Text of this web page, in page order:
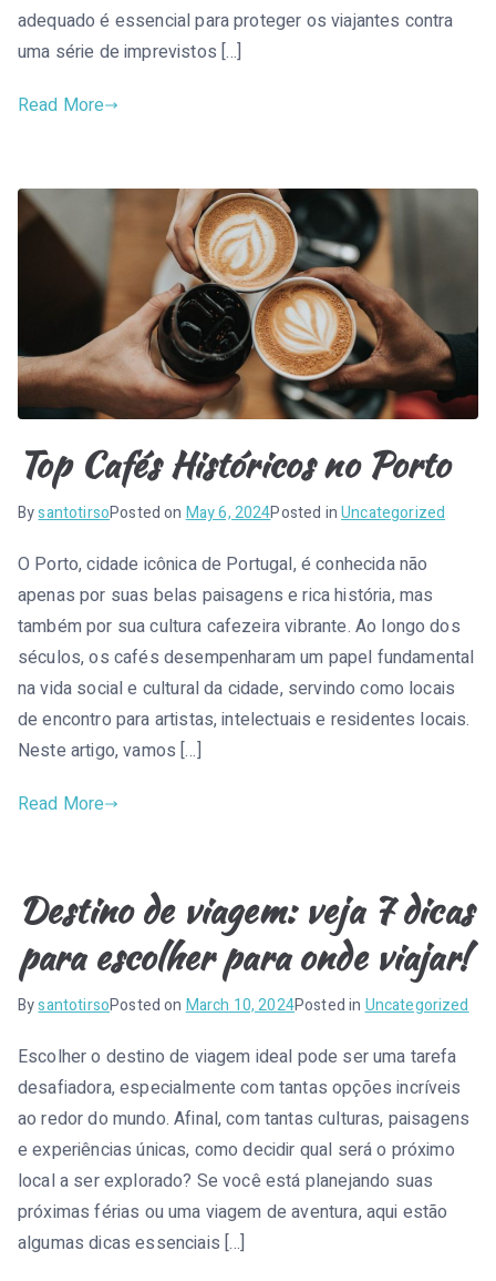
adequado é essencial para proteger os viajantes contra
uma série de imprevistos […]
Read More
Top Cafés Históricos no Porto
BysantotirsoPosted on May 6, 2024Posted inUncategorized
O Porto, cidade icônica de Portugal, é conhecida não
apenas por suas belas paisagens e rica história, mas
também por sua cultura cafezeira vibrante. Ao longo dos
séculos, os cafés desempenharam um papel fundamental
na vida social e cultural da cidade, servindo como locais
de encontro para artistas, intelectuais e residentes locais.
Neste artigo, vamos […]
Read More
Destino de viagem: veja 7 dicas
para escolher para onde viajar!
BysantotirsoPosted on March 10, 2024Posted in Uncategorized
Escolher o destino de viagem ideal pode ser uma tarefa
desafiadora, especialmente com tantas opções incríveis
ao redor do mundo. Afinal, com tantas culturas, paisagens
e experiências únicas, como decidir qual será o próximo
local a ser explorado? Se você está planejando suas
próximas férias ou uma viagem de aventura, aqui estão
algumas dicas essenciais […]